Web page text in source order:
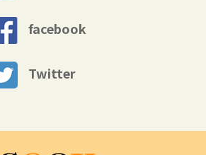
facebook
Twitter